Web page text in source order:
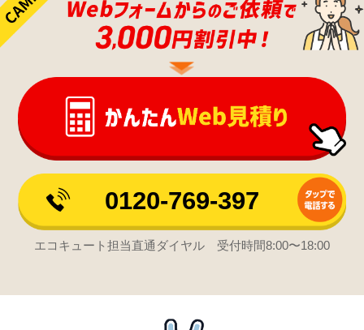
0120-769-397
エコキュート担当直通ダイヤル 受付時間8:00〜18:00